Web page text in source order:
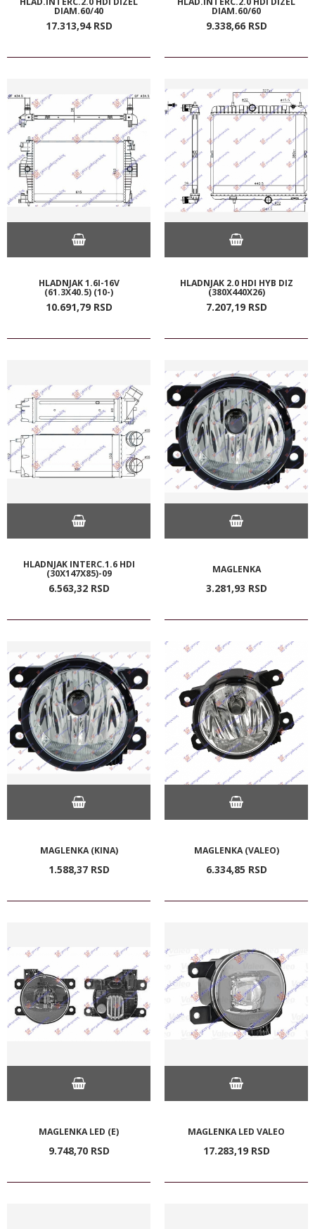
DIAM.60/40
17.313,94 RSD
DIAM.60/60
9.338,66 RSD
HLADNJAK 1.6I-16V
(61.3X40.5) (10-)
10.691,79 RSD
HLADNJAK 2.0 HDI HYB DIZ
(380X440X26)
7.207,19 RSD
HLADNJAK INTERC.1.6 HDI
(30X147X85)-09
6.563,32 RSD
MAGLENKA
3.281,93 RSD
MAGLENKA (KINA)
1.588,37 RSD
MAGLENKA (VALEO)
6.334,85 RSD
MAGLENKA LED (E)
9.748,70 RSD
MAGLENKA LED VALEO
17.283,19 RSD